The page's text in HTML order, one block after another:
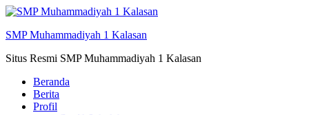
Skip
konten
SMP Muhammadiyah 1 Kalasan
Situs Resmi SMP Muhammadiyah 1 Kalasan
Beranda
Berita
Profil